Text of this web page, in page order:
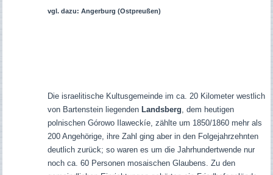
vgl. dazu: Angerburg (Ostpreußen)
Die israelitische Kultusgemeinde im ca. 20 Kilometer westlich
von Bartenstein liegenden Landsberg , dem heutigen
polnischen Górowo Ilaweckíe, zählte um 1850/1860 mehr als
200 Angehörige, ihre Zahl ging aber in den Folgejahrzehnten
deutlich zurück; so waren es um die Jahrhundertwende nur
noch ca. 60 Personen mosaischen Glaubens. Zu den